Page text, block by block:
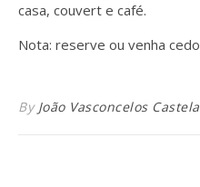
casa, couvert e café.
Nota: reserve ou venha
By João Vasconcelos Castela